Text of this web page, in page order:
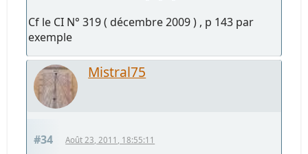
Cf le CI N° 319 ( décembre 2009 ) , p 143 par
exemple
Mistral75
#34 Août 23, 2011, 18:55:11